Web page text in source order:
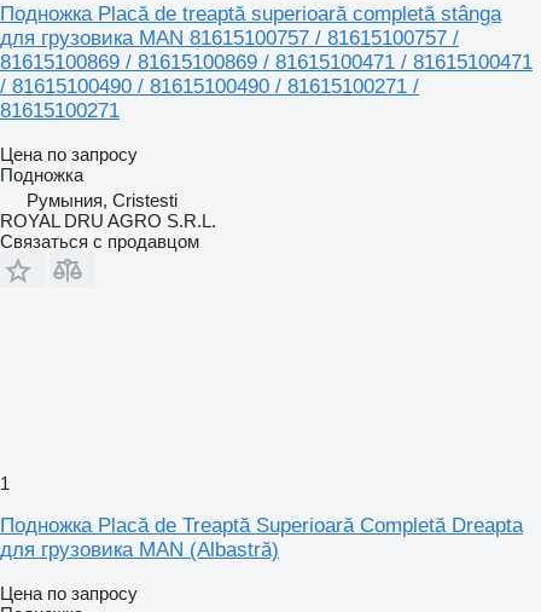
Подножка Placă de treaptă superioară completă stânga
для грузовика MAN 81615100757 / 81615100757 /
81615100869 / 81615100869 / 81615100471 / 81615100471
/ 81615100490 / 81615100490 / 81615100271 /
81615100271
Цена по запросу
Подножка
Румыния, Cristesti
ROYAL DRU AGRO S.R.L.
Связаться с продавцом
1
Подножка Placă de Treaptă Superioară Completă Dreapta
для грузовика MAN (Albastră)
Цена по запросу